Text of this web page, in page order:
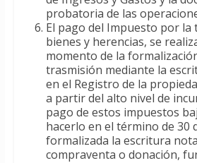
probatoria de las
El pago del Impuesto por la
bienes y herencias, se
momento de la
trasmisión mediante la
en el Registro de la
a partir del alto nivel de
pago de estos impuestos
hacerlo en el término de 30
formalizada la escritura
compraventa o donación,